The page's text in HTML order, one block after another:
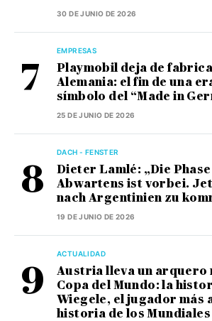
30 DE JUNIO DE 2026
EMPRESAS
Playmobil deja de
Alemania: el fin de una
símbolo del “Made in
25 DE JUNIO DE 2026
DACH - FENSTER
Dieter Lamlé: „Die Phase
Abwartens ist vorbei.
nach Argentinien zu
19 DE JUNIO DE 2026
ACTUALIDAD
Austria lleva un arquero
Copa del Mundo: la
Wiegele, el jugador más
historia de los Mundiales